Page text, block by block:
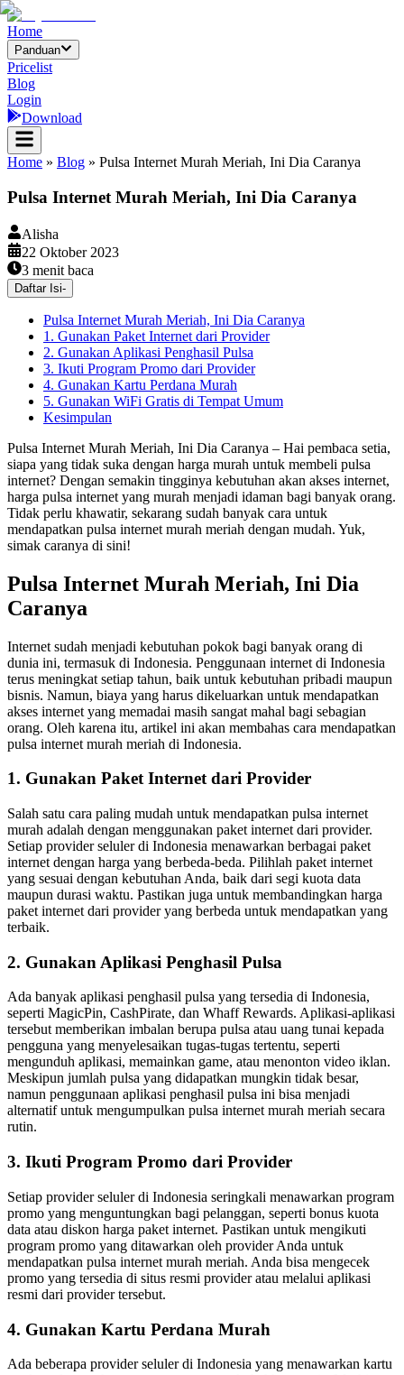
Home
Panduan
Pricelist
Blog
Login
Download
Home » Blog » Pulsa Internet Murah Meriah, Ini Dia Caranya
Pulsa Internet Murah Meriah, Ini Dia Caranya
Alisha
22 Oktober 2023
3 menit baca
Daftar Isi-
Pulsa Internet Murah Meriah, Ini Dia Caranya
1. Gunakan Paket Internet dari Provider
2. Gunakan Aplikasi Penghasil Pulsa
3. Ikuti Program Promo dari Provider
4. Gunakan Kartu Perdana Murah
5. Gunakan WiFi Gratis di Tempat Umum
Kesimpulan
Pulsa Internet Murah Meriah, Ini Dia Caranya – Hai pembaca setia,
siapa yang tidak suka dengan harga murah untuk membeli pulsa
internet? Dengan semakin tingginya kebutuhan akan akses internet,
harga pulsa internet yang murah menjadi idaman bagi banyak orang.
Tidak perlu khawatir, sekarang sudah banyak cara untuk
mendapatkan pulsa internet murah meriah dengan mudah. Yuk,
simak caranya di sini!
Pulsa Internet Murah Meriah, Ini Dia
Caranya
Internet sudah menjadi kebutuhan pokok bagi banyak orang di
dunia ini, termasuk di Indonesia. Penggunaan internet di Indonesia
terus meningkat setiap tahun, baik untuk kebutuhan pribadi maupun
bisnis. Namun, biaya yang harus dikeluarkan untuk mendapatkan
akses internet yang memadai masih sangat mahal bagi sebagian
orang. Oleh karena itu, artikel ini akan membahas cara mendapatkan
pulsa internet murah meriah di Indonesia.
1. Gunakan Paket Internet dari Provider
Salah satu cara paling mudah untuk mendapatkan pulsa internet
murah adalah dengan menggunakan paket internet dari provider.
Setiap provider seluler di Indonesia menawarkan berbagai paket
internet dengan harga yang berbeda-beda. Pilihlah paket internet
yang sesuai dengan kebutuhan Anda, baik dari segi kuota data
maupun durasi waktu. Pastikan juga untuk membandingkan harga
paket internet dari provider yang berbeda untuk mendapatkan yang
terbaik.
2. Gunakan Aplikasi Penghasil Pulsa
Ada banyak aplikasi penghasil pulsa yang tersedia di Indonesia,
seperti MagicPin, CashPirate, dan Whaff Rewards. Aplikasi-aplikasi
tersebut memberikan imbalan berupa pulsa atau uang tunai kepada
pengguna yang menyelesaikan tugas-tugas tertentu, seperti
mengunduh aplikasi, memainkan game, atau menonton video iklan.
Meskipun jumlah pulsa yang didapatkan mungkin tidak besar,
namun penggunaan aplikasi penghasil pulsa ini bisa menjadi
alternatif untuk mengumpulkan pulsa internet murah meriah secara
rutin.
3. Ikuti Program Promo dari Provider
Setiap provider seluler di Indonesia seringkali menawarkan program
promo yang menguntungkan bagi pelanggan, seperti bonus kuota
data atau diskon harga paket internet. Pastikan untuk mengikuti
program promo yang ditawarkan oleh provider Anda untuk
mendapatkan pulsa internet murah meriah. Anda bisa mengecek
promo yang tersedia di situs resmi provider atau melalui aplikasi
resmi dari provider tersebut.
4. Gunakan Kartu Perdana Murah
Ada beberapa provider seluler di Indonesia yang menawarkan kartu